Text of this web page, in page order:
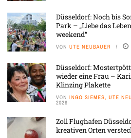
Düsseldorf: Noch bis
Park – „Liebe das
weekend“
VON UTE NEUBAUER
Düsseldorf:
wieder eine Frau –
Klinzing Plakette
VON INGO SIEMES, UTE
2026
Zoll Flughafen
kreativen Orten